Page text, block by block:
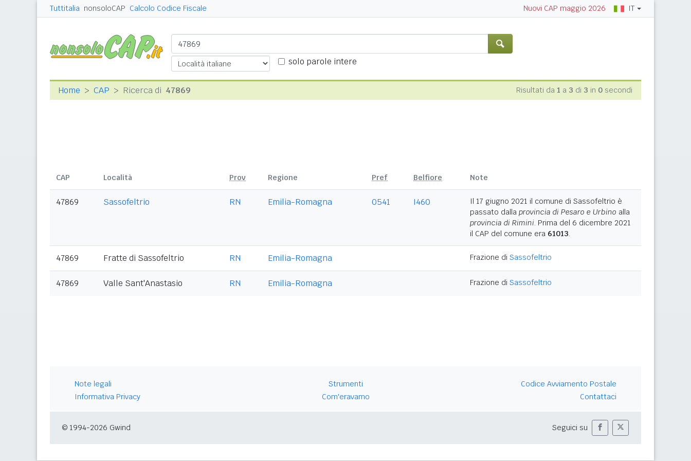
Tuttitalia nonsoloCAP Calcolo Codice Fiscale Nuovi CAP maggio 2026 IT
solo parole intere
Home CAP Ricerca di 47869 Risultati da 1 a 3 di 3 in 0 secondi
CAP Località Prov Regione Pref Belfiore Note
47869 Sassofeltrio RN Emilia-Romagna 0541 I460
Il 17 giugno 2021 il comune di Sassofeltrio è
passato dalla provincia di Pesaro e Urbino alla
provincia di Rimini. Prima del 6 dicembre 2021
il CAP del comune era 61013.
47869 Fratte di Sassofeltrio RN Emilia-Romagna Frazione di Sassofeltrio
47869 Valle Sant'Anastasio RN Emilia-Romagna Frazione di Sassofeltrio
Note legali
Informativa Privacy
Strumenti
Com'eravamo
Codice Avviamento Postale
Contattaci
© 1994-2026 Gwind Seguici su